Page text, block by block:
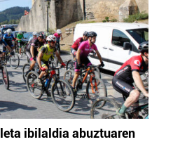
ibilaldia abuztuaren